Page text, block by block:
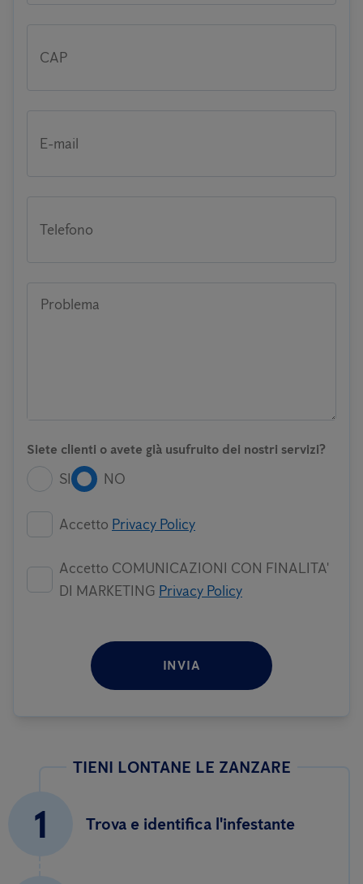
CAP
E-mail
Telefono
Problema
Siete clienti o avete già usufruito dei nostri servizi?
SI NO
Accetto Privacy Policy
Accetto COMUNICAZIONI CON FINALITA'
DI MARKETING Privacy Policy
INVIA
TIENI LONTANE LE ZANZARE
1 Trova e identifica l'infestante